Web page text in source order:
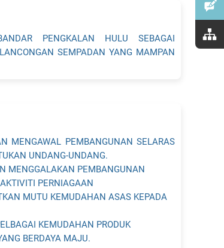
PENGKALAN HULU SEBAGAI
SEMPADAN YANG MAMPAN
MENGAWAL PEMBANGUNAN SELARAS
UNDANG-UNDANG.
MENGGALAKAN PEMBANGUNAN
PERNIAGAAN
MUTU KEMUDAHAN ASAS KEPADA
KEMUDAHAN PRODUK
BERDAYA MAJU.